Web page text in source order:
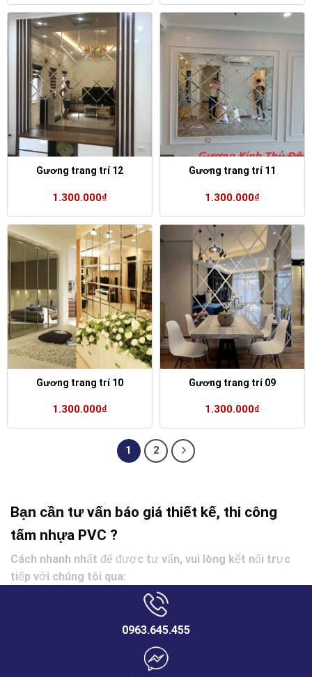
Gương trang trí 12
1.300.000₫
Gương trang trí 11
1.300.000₫
Gương trang trí 10
1.300.000₫
Gương trang trí 09
1.300.000₫
1 2
Bạn cần tư vấn báo giá thiết kế, thi công
tấm nhựa PVC ?
Cách nhanh nhất để được tư vấn, vui lòng kết nối trực
tiếp với chúng tôi qua:
0963.645.455